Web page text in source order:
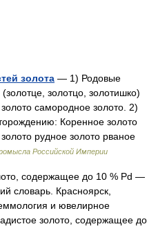
золота — 1) Родовые
золотцо, золотишко)
самородное золото. 2)
Коренное золото
рудное золото рваное
Российской Империи
содержащее до 10 % Pd —
словарь. Красноярск,
и ювелирное
золото, содержащее до